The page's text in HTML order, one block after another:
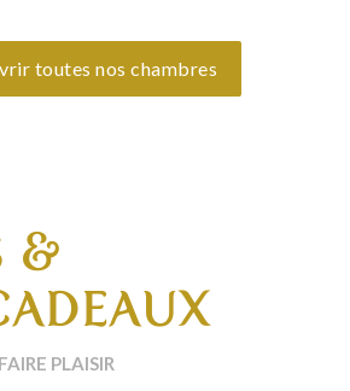
toutes nos chambres
&
PLAISIR